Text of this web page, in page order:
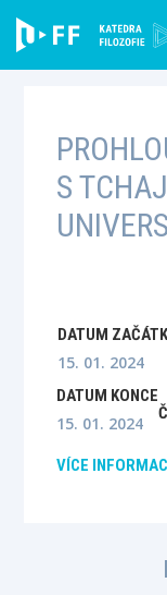
content
S
DATUM
15. 01. 2024
DATUM KONCE
15. 01. 2024
VÍCE